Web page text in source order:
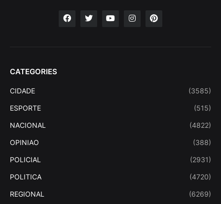
CATEGORIES
CIDADE (3585)
ESPORTE (515)
NACIONAL (4822)
OPINIAO (388)
POLICIAL (2931)
POLITICA (4720)
REGIONAL (6269)